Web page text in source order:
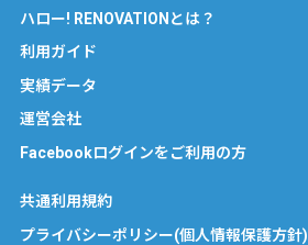
ハロー! RENOVATIONとは？
利用ガイド
実績データ
運営会社
Facebookログインをご利用の方
共通利用規約
プライバシーポリシー(個人情報保護方針)